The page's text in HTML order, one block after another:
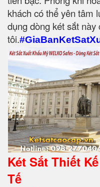
khách có thể yên tâm
dụng dòng két sắt này
tôi.
Két Sắt Thiết
Tế